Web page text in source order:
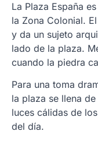
La Plaza España
la Zona Colonial.
y da un sujeto
lado de la plaza.
cuando la piedra
Para una toma
la plaza se llena
luces cálidas de
del día.